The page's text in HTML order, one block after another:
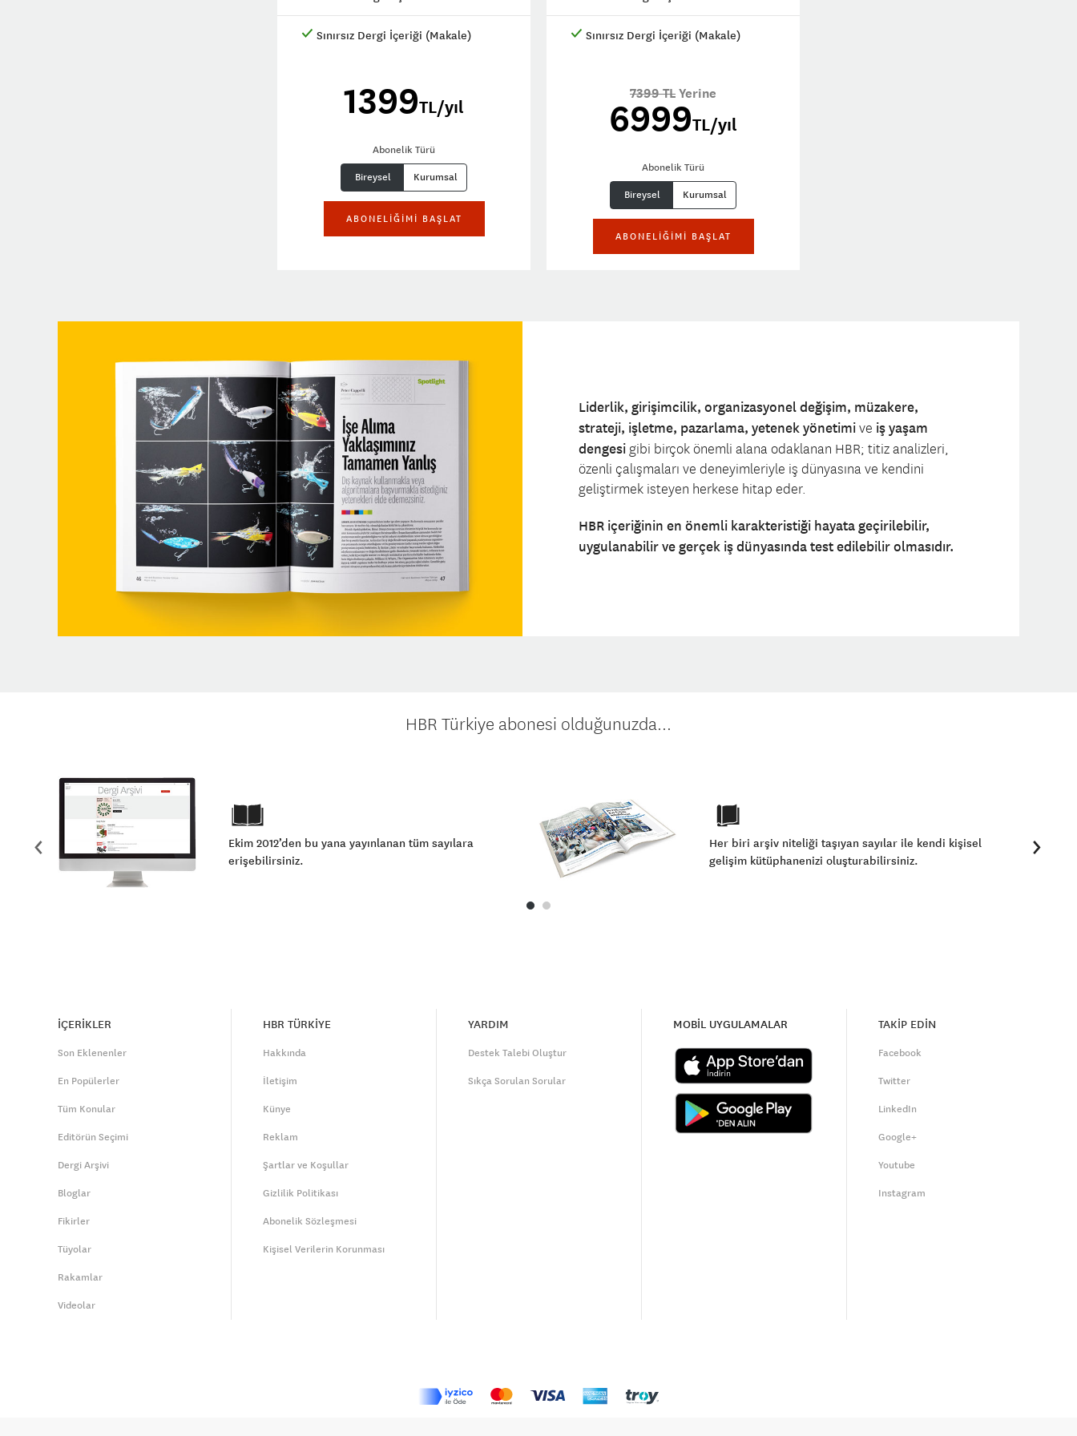
Sınırsız Dergi İçeriği (Makale)
7399 TLYerine
6999TL/yıl
Abonelik Türü
Bireysel Kurumsal
ABONELİĞİMİ BAŞLAT
Sınırsız Dergi İçeriği (Makale)
1399TL/yıl
Abonelik Türü
Bireysel Kurumsal
ABONELİĞİMİ BAŞLAT
Liderlik, girişimcilik, organizasyonel değişim, müzakere,
strateji, işletme, pazarlama, yetenek yönetimive iş yaşam
dengesi gibi birçok önemli alana odaklanan HBR; titiz analizleri,
özenli çalışmaları ve deneyimleriyle iş dünyasına ve kendini
geliştirmek isteyen herkese hitap eder.
HBR içeriğinin en önemli karakteristiği hayata geçirilebilir,
uygulanabilir ve gerçek iş dünyasında test edilebilir olmasıdır.
HBR Türkiye abonesi olduğunuzda...
Ekim 2012’den bu yana yayınlanan tüm sayılara
erişebilirsiniz.
Her biri arşiv niteliği taşıyan sayılar ile kendi kişisel
gelişim kütüphanenizi oluşturabilirsiniz.
‹ ›
İÇERİKLER
Son Eklenenler
En Popülerler
Tüm Konular
Editörün Seçimi
Dergi Arşivi
Bloglar
Fikirler
Tüyolar
Rakamlar
Videolar
HBR TÜRKİYE
Hakkında
İletişim
Künye
Reklam
Şartlar ve Koşullar
Gizlilik Politikası
Abonelik Sözleşmesi
Kişisel Verilerin Korunması
YARDIM
Destek Talebi Oluştur
Sıkça Sorulan Sorular
MOBİL UYGULAMALAR TAKİP EDİN
Facebook
Twitter
LinkedIn
Google+
Youtube
Instagram